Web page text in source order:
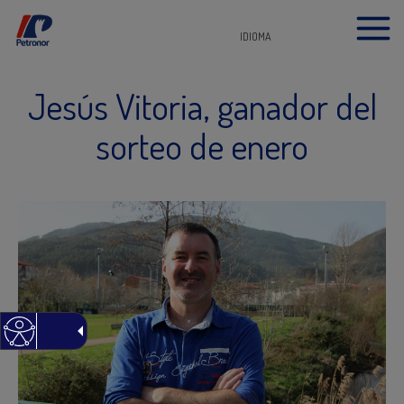
IDIOMA
Jesús Vitoria, ganador del
sorteo de enero